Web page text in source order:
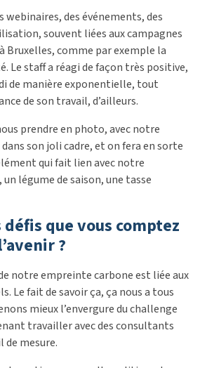
webinaires, des événements, des
souvent liées aux campagnes
Bruxelles, comme par exemple la
Le staff a réagi de façon très positive,
de manière exponentielle, tout
de son travail, d’ailleurs.
prendre en photo, avec notre
son joli cadre, et on fera en sorte
qui fait lien avec notre
légume de saison, une tasse
que vous comptez
?
notre empreinte carbone est liée aux
Le fait de savoir ça, ça nous a tous
mieux l’envergure du challenge
travailler avec des consultants
de mesure.